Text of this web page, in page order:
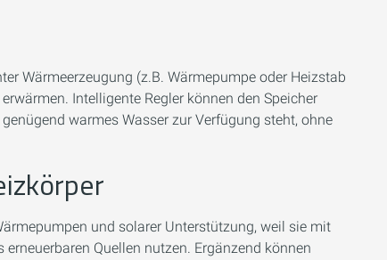
Wärmeerzeugung (z.B. Wärmepumpe oder Heizstab
Intelligente Regler können den Speicher
warmes Wasser zur Verfügung steht, ohne
und solarer Unterstützung, weil sie mit
Quellen nutzen. Ergänzend können